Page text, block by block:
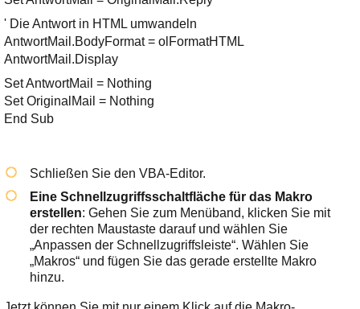
' Die Antwort in HTML umwandeln
AntwortMail.BodyFormat = olFormatHTML
AntwortMail.Display
Set AntwortMail = Nothing
Set OriginalMail = Nothing
End Sub
Schließen Sie den VBA-Editor.
Eine Schnellzugriffsschaltfläche für das Makro
erstellen: Gehen Sie zum Menüband, klicken Sie mit
der rechten Maustaste darauf und wählen Sie
„Anpassen der Schnellzugriffsleiste“. Wählen Sie
„Makros“ und fügen Sie das gerade erstellte Makro
hinzu.